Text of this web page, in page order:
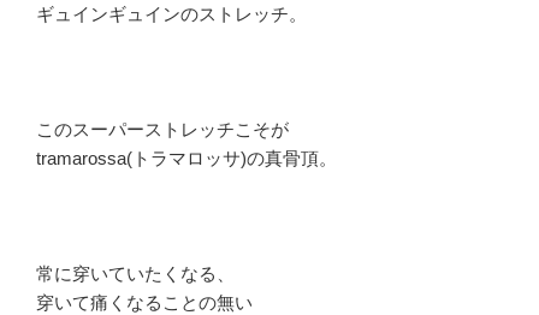
ギュインギュインのストレッチ。
このスーパーストレッチこそが
tramarossa(トラマロッサ)の真骨頂。
常に穿いていたくなる、
穿いて痛くなることの無い